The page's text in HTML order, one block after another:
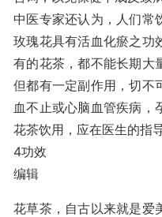
中医专家还认为，人们常
玫瑰花具有活血化瘀之功
有的花茶，都不能长期大
但都有一定副作用，切不
血不止或心脑血管疾病，
花茶饮用，应在医生的指
4功效
编辑
花草茶，自古以来就是爱